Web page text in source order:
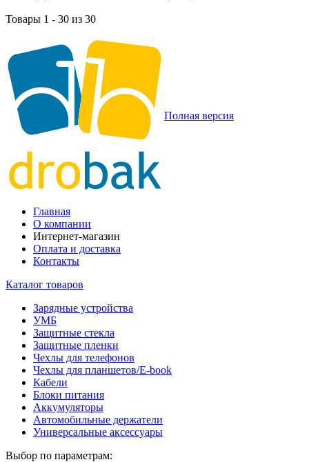
Товары 1 - 30 из 30
Полная версия
Главная
О компании
Интернет-магазин
Оплата и доставка
Контакты
Каталог товаров
Зарядные устройства
УМБ
Защитные стекла
Защитные пленки
Чехлы для телефонов
Чехлы для планшетов/E-book
Кабели
Блоки питания
Аккумуляторы
Автомобильные держатели
Универсальные аксессуары
Выбор по параметрам: